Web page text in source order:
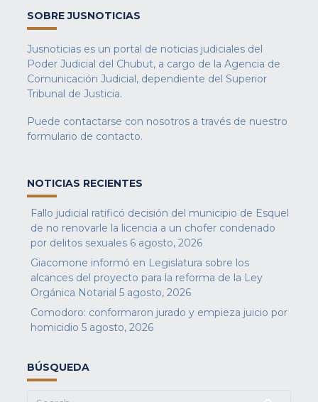
SOBRE JUSNOTICIAS
Jusnoticias es un portal de noticias judiciales del
Poder Judicial del Chubut, a cargo de la Agencia de
Comunicación Judicial, dependiente del Superior
Tribunal de Justicia.
Puede contactarse con nosotros a través de nuestro
formulario de contacto.
NOTICIAS RECIENTES
Fallo judicial ratificó decisión del municipio de Esquel
de no renovarle la licencia a un chofer condenado
por delitos sexuales 6 agosto, 2026
Giacomone informó en Legislatura sobre los
alcances del proyecto para la reforma de la Ley
Orgánica Notarial 5 agosto, 2026
Comodoro: conformaron jurado y empieza juicio por
homicidio 5 agosto, 2026
BÚSQUEDA